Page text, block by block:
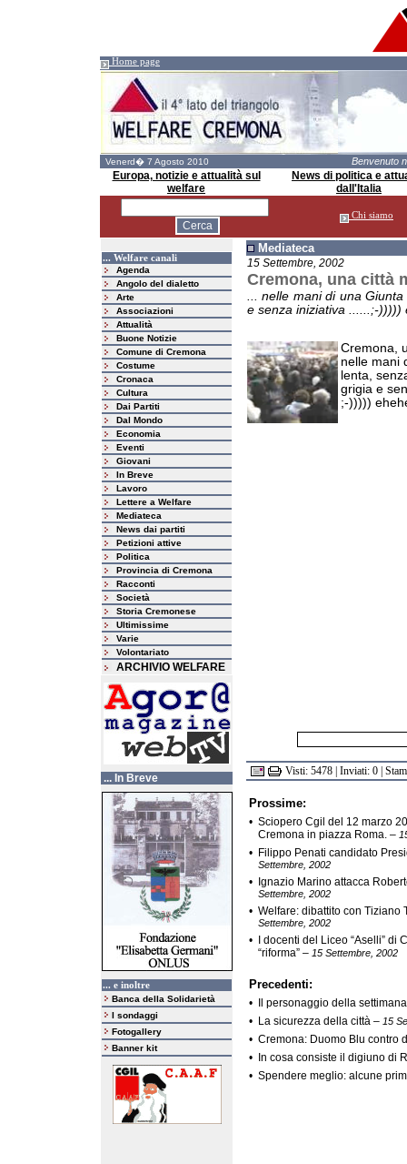
Home page
Venerd� 7 Agosto 2010 Benvenuto
Europa, notizie e attualità sul
welfare
News di politica e
dall'Italia
Chi siamo
... Welfare canali
Agenda
Angolo del dialetto
Arte
Associazioni
Attualità
Buone Notizie
Comune di Cremona
Costume
Cronaca
Cultura
Dai Partiti
Dal Mondo
Economia
Eventi
Giovani
In Breve
Lavoro
Lettere a Welfare
Mediateca
News dai partiti
Petizioni attive
Politica
Provincia di Cremona
Racconti
Società
Storia Cremonese
Ultimissime
Varie
Volontariato
ARCHIVIO WELFARE
... In Breve
... e inoltre
Banca della Solidarietà
I sondaggi
Fotogallery
Banner kit
Mediateca
15 Settembre, 2002
Cremona, una città
... nelle mani di una
e senza iniziativa ......;-)))))
Cremona,
nelle mani
lenta,
grigia e
;-)))))
Visti: 5478 | Inviati: 0 |
Prossime:
• Sciopero Cgil del 12 marzo
Cremona in piazza Roma. –
• Filippo Penati candidato
Settembre, 2002
• Ignazio Marino attacca
Settembre, 2002
• Welfare: dibattito con Tiziano
Settembre, 2002
•
I docenti del Liceo “Aselli”
“riforma” – 15 Settembre, 2002
Precedenti:
•
Il personaggio della
• La sicurezza della città – 15
• Cremona: Duomo Blu contro
•
In cosa consiste il digiuno di
• Spendere meglio: alcune